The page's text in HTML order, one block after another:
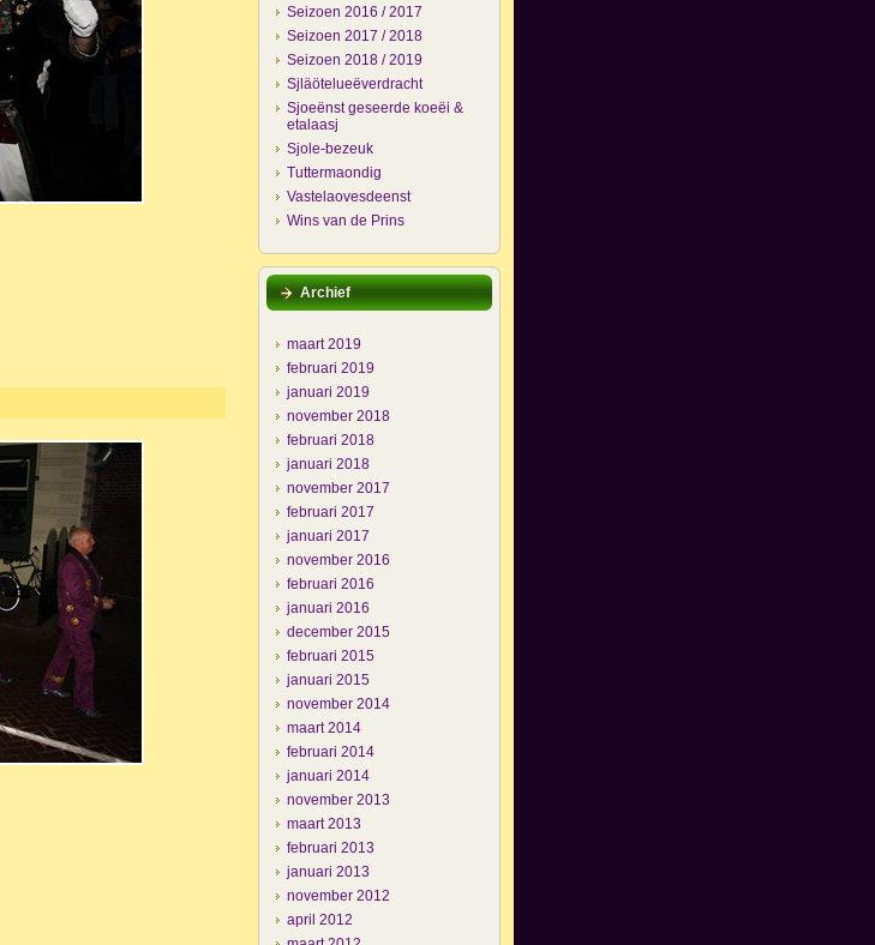
Seizoen 2016 / 2017
Seizoen 2017 / 2018
Seizoen 2018 / 2019
Sjläötelueëverdracht
Sjoeënst geseerde koeëi &
etalaasj
Sjole-bezeuk
Tuttermaondig
Vastelaovesdeenst
Wins van de Prins
Archief
maart 2019
februari 2019
januari 2019
november 2018
februari 2018
januari 2018
november 2017
februari 2017
januari 2017
november 2016
februari 2016
januari 2016
december 2015
februari 2015
januari 2015
november 2014
maart 2014
februari 2014
januari 2014
november 2013
maart 2013
februari 2013
januari 2013
november 2012
april 2012